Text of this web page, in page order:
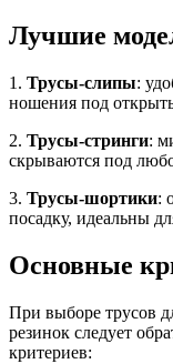
Лучшие
1. Трусы-слипы:
ношения под
2. Трусы-стринги:
скрываются под
3. Трусы-шортики:
посадку, идеальны
Основные
При выборе трусов
резинок следует
критериев: